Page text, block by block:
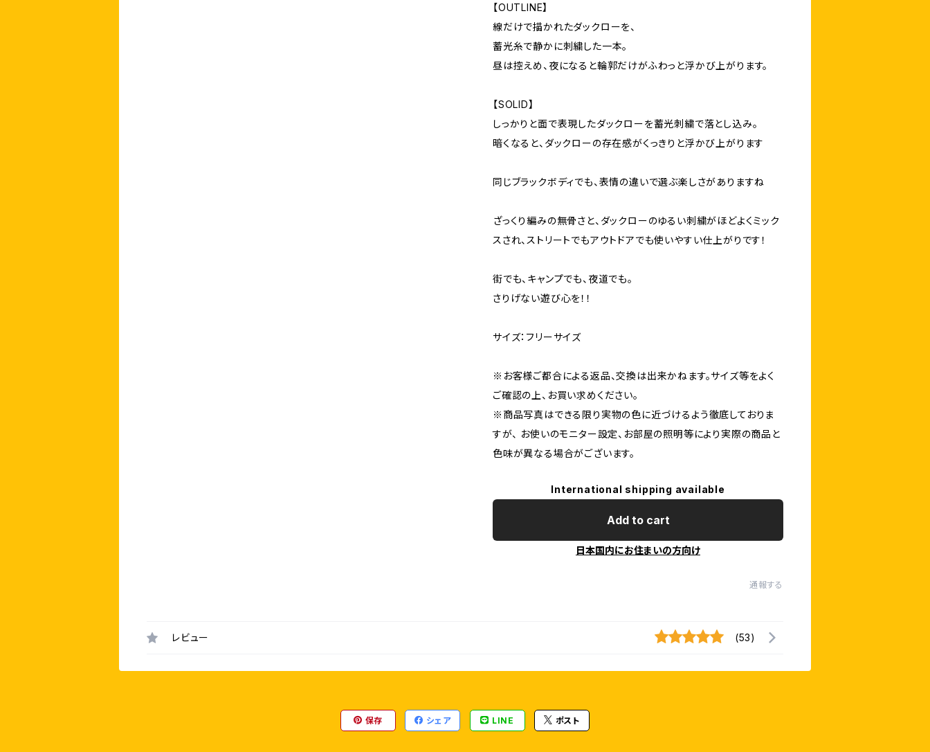
【OUTLINE】
線だけで描かれたダックローを、
蓄光糸で静かに刺繍した一本。
昼は控えめ、夜になると輪郭だけがふわっと浮かび上がります。
【SOLID】
しっかりと面で表現したダックローを蓄光刺繍で落とし込み。
暗くなると、ダックローの存在感がくっきりと浮かび上がります
同じブラックボディでも、表情の違いで選ぶ楽しさがありますね
ざっくり編みの無骨さと、ダックローのゆるい刺繍がほどよくミック
スされ、ストリートでもアウトドアでも使いやすい仕上がりです！
街でも、キャンプでも、夜道でも。
さりげない遊び心を！！
サイズ：フリーサイズ
※お客様ご都合による返品、交換は出来かねます。サイズ等をよく
ご確認の上、お買い求めください。
※商品写真はできる限り実物の色に近づけるよう徹底しておりま
すが、 お使いのモニター設定、お部屋の照明等により実際の商品と
色味が異なる場合がございます。
International shipping available
Add to cart
日本国内にお住まいの方向け
通報する
レビュー (53)
保存 シェア LINE ポスト